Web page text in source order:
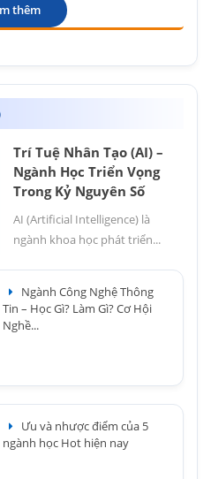
thêm
Trí Tuệ Nhân Tạo (AI) –
Ngành Học Triển Vọng
Trong Kỷ Nguyên Số
AI (Artificial Intelligence) là
ngành khoa học phát triển...
Ngành Công Nghệ Thông
Tin – Học Gì? Làm Gì? Cơ Hội
Nghề...
Ưu và nhược điểm của 5
ngành học Hot hiện nay